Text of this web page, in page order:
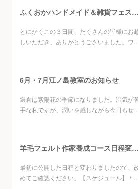
ふくおかハンドメイド＆雑貨フェスタご来場ありがとうございました
とにかくこの３日間、たくさんの皆様にお
しいただき、ありがとうございました。ワ…
6月・7月江ノ島教室のお知らせ
鎌倉は紫陽花の季節になりました。湿気が
手な私ですが、潤いを感じながら今日もせ…
羊毛フェルト作家養成コース日程変更について
最初に公開した日程と変わりましたので、
めてご確認ください。【スケジュール】＊…